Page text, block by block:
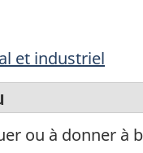
et industriel
ou à donner à